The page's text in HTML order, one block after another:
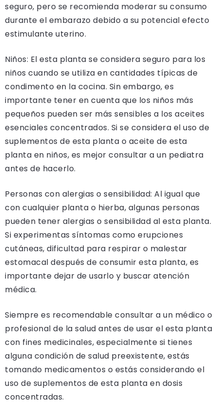
seguro, pero se recomienda moderar su consumo
durante el embarazo debido a su potencial efecto
estimulante uterino.
Niños: El esta planta se considera seguro para los
niños cuando se utiliza en cantidades típicas de
condimento en la cocina. Sin embargo, es
importante tener en cuenta que los niños más
pequeños pueden ser más sensibles a los aceites
esenciales concentrados. Si se considera el uso de
suplementos de esta planta o aceite de esta
planta en niños, es mejor consultar a un pediatra
antes de hacerlo.
Personas con alergias o sensibilidad: Al igual que
con cualquier planta o hierba, algunas personas
pueden tener alergias o sensibilidad al esta planta.
Si experimentas síntomas como erupciones
cutáneas, dificultad para respirar o malestar
estomacal después de consumir esta planta, es
importante dejar de usarlo y buscar atención
médica.
Siempre es recomendable consultar a un médico o
profesional de la salud antes de usar el esta planta
con fines medicinales, especialmente si tienes
alguna condición de salud preexistente, estás
tomando medicamentos o estás considerando el
uso de suplementos de esta planta en dosis
concentradas.